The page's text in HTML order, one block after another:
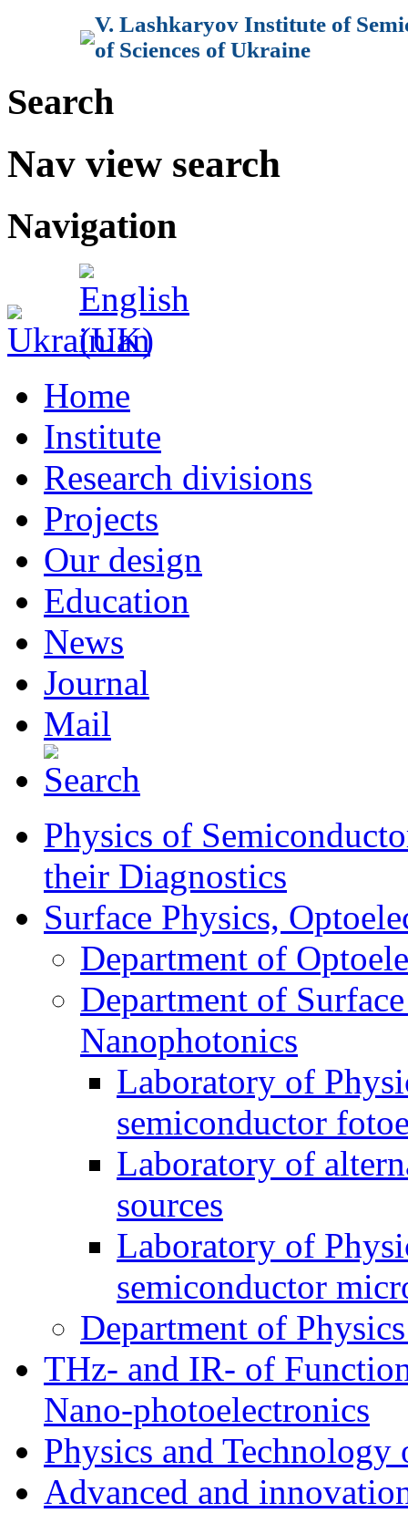
V. Lashkaryov Institute of
of Sciences of Ukraine
Search
Nav view search
Navigation
Home
Institute
Research divisions
Projects
Our design
Education
News
Journal
Mail
Physics of
their Diagnostics
Surface Physics,
Department of
Department of
Nanophotonics
Laboratory of
semiconductor
Laboratory of
sources
Laboratory of
semiconductor
Department of
THz- and IR- of
Nano-photoelectronics
Physics and Technology
Advanced and